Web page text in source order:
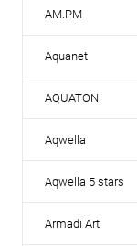
AM.PM
Aquanet
AQUATON
Aqwella
Aqwella 5 stars
Armadi Art